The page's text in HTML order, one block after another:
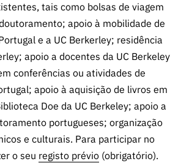
s
Apoios
PRR –
“Ciência +
Digital” e
“Ciência +
Capacitaç
ão”
tais como bolsas de viagem
apoio à mobilidade de
e a UC Berkerley; residência
apoio a docentes da UC Berkeley
conferências ou atividades de
apoio à aquisição de livros em
Doe da UC Berkeley; apoio a
portugueses; organização
e culturais. Para participar no
o seu registo prévio (obrigatório).